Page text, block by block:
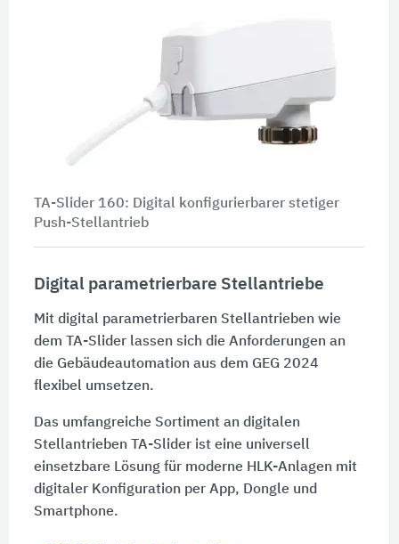
TA-Slider 160: Digital konfigurierbarer stetiger
Push-Stellantrieb
Digital parametrierbare Stellantriebe
Mit digital parametrierbaren Stellantrieben wie
dem TA-Slider lassen sich die Anforderungen an
die Gebäudeautomation aus dem GEG 2024
flexibel umsetzen.
Das umfangreiche Sortiment an digitalen
Stellantrieben TA-Slider ist eine universell
einsetzbare Lösung für moderne HLK-Anlagen mit
digitaler Konfiguration per App, Dongle und
Smartphone.